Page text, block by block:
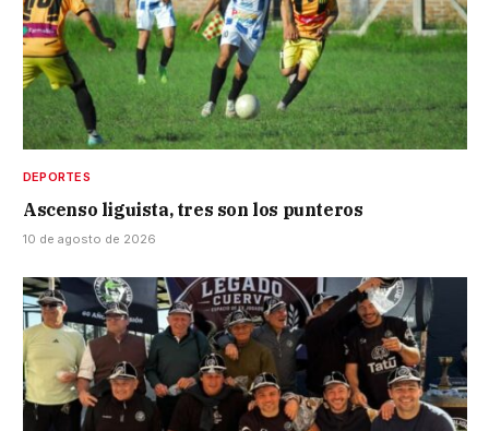
DEPORTES
Ascenso liguista, tres son los punteros
10 de agosto de 2026